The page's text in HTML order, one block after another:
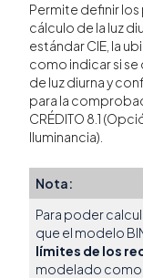
Permite definir
cálculo de la luz
estándar CIE, la
como indicar si
de luz diurna y
para la
CRÉDITO 8.1
Iluminancia).
Nota:
Para poder
que el modelo
límites de los
modelado como